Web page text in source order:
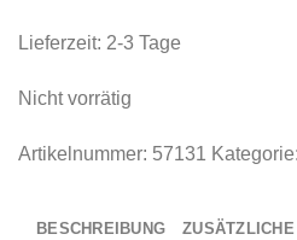
Lieferzeit: 2-3 Tage
Nicht vorrätig
Artikelnummer: 57131 Kategorie:
BESCHREIBUNG